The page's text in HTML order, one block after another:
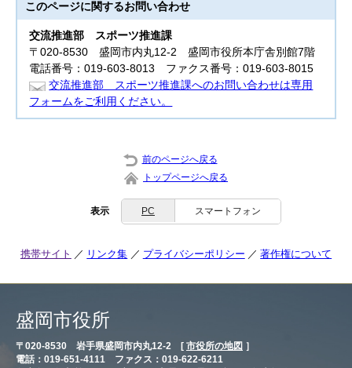
このページに関するお問い合わせ
交流推進部 スポーツ推進課
〒020-8530 盛岡市内丸12-2 盛岡市役所本庁舎別館7階
電話番号：019-603-8013 ファクス番号：019-603-8015
交流推進部 スポーツ推進課へのお問い合わせは専用
フォームをご利用ください。
前のページへ戻る
トップページへ戻る
表示 PC スマートフォン
携帯サイト リンク集 プライバシーポリシー 著作権について
盛岡市役所
〒020-8530 岩手県盛岡市内丸12-2 [ 市役所の地図 ］
電話：019-651-4111 ファクス：019-622-6211